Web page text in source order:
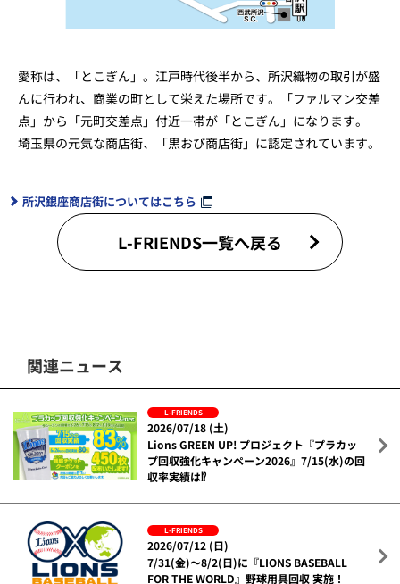
愛称は、「とこぎん」。江戸時代後半から、所沢織物の取引が盛
んに行われ、商業の町として栄えた場所です。「ファルマン交差
点」から「元町交差点」付近一帯が「とこぎん」になります。
埼玉県の元気な商店街、「黒おび商店街」に認定されています。
所沢銀座商店街についてはこちら
L-FRIENDS一覧へ戻る
関連ニュース
L-FRIENDS
2026/07/18 (土)
Lions GREEN UP! プロジェクト『プラカッ
プ回収強化キャンペーン2026』7/15(水)の回
収率実績は⁉
L-FRIENDS
2026/07/12 (日)
7/31(金)～8/2(日)に『LIONS BASEBALL
FOR THE WORLD』野球用具回収 実施！